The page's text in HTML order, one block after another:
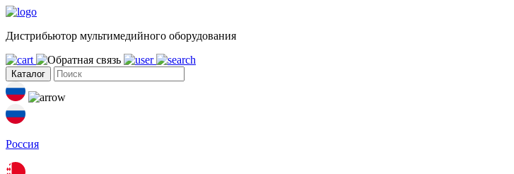
Дистрибьютор мультимедийного оборудования
Каталог
Россия